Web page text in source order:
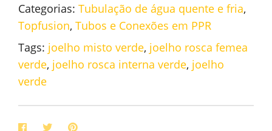
Categorias: Tubulação de água quente e fria,
Topfusion, Tubos e Conexões em PPR
Tags: joelho misto verde, joelho rosca femea
verde, joelho rosca interna verde, joelho
verde